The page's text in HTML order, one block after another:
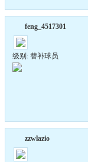
feng_4517301
级别: 替补球员
zzwlazio